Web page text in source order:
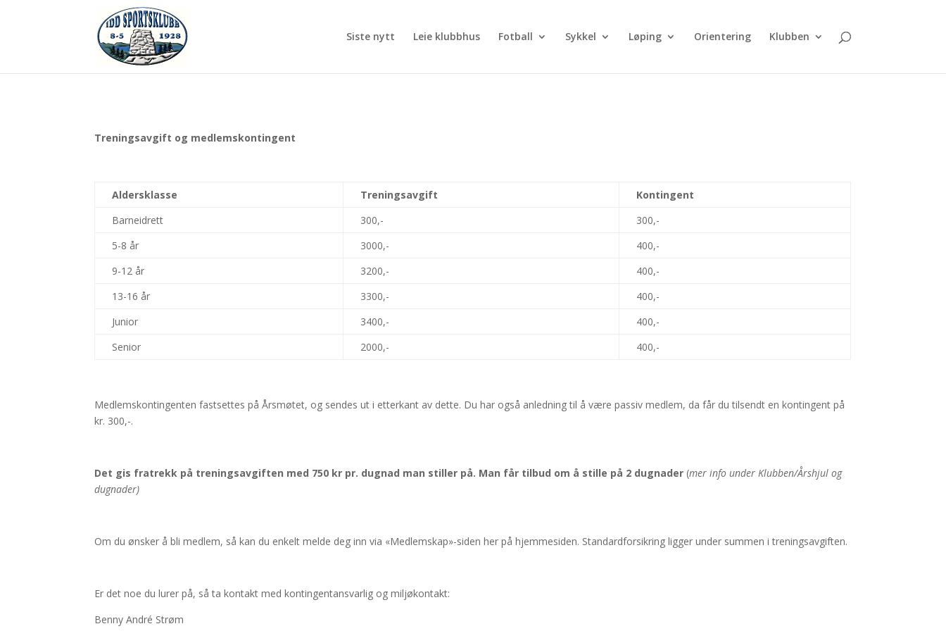
Siste nytt Leie klubbhus Fotball Sykkel Løping Orientering Klubben
Treningsavgift og medlemskontingent
Aldersklasse Treningsavgift
Kontingent
Barneidrett
300,-
300,-
5-8 år
3000,-
400,-
9-12 år
3200,-
400,-
13-16 år
3300,-
400,-
Junior
3400,-
400,-
Senior
2000,- 400,-
Medlemskontingenten fastsettes på Årsmøtet, og sendes ut i etterkant av dette. Du har også anledning til å være passiv medlem, da får du tilsendt en kontingent på
kr. 300,-.
Det gis fratrekk på treningsavgiften med 750 kr pr. dugnad man stiller på. Man får tilbud om å stille på 2 dugnader (mer info under Klubben/Årshjul og
dugnader)
Om du ønsker å bli medlem, så kan du enkelt melde deg inn via «Medlemskap»-siden her på hjemmesiden. Standardforsikring ligger under summen i treningsavgiften.
Er det noe du lurer på, så ta kontakt med kontingentansvarlig og miljøkontakt:
Benny André Strøm